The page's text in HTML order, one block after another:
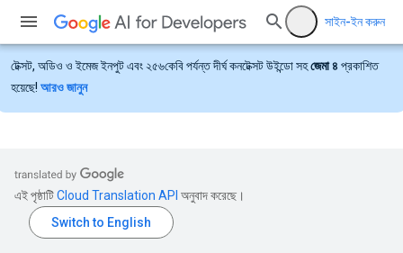
সাইন-ইন করুন
টেক্সট, অডিও ও ইমেজ ইনপুট এবং ২৫৬কেবি পর্যন্ত দীর্ঘ কনটেক্সট উইন্ডো সহজেমা ৪ প্রকাশিত
হয়েছে! আরও জানুন
এই পৃষ্ঠাটিCloud Translation API অনুবাদ করেছে।